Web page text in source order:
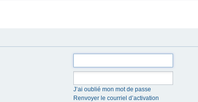
J’ai oublié mon mot de passe
Renvoyer le courriel d’activation